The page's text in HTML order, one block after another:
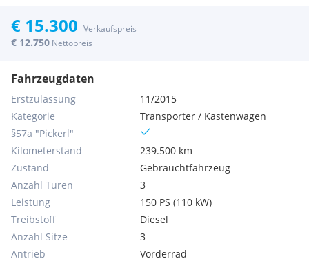
€ 15.300 Verkaufspreis
€ 12.750 Nettopreis
Fahrzeugdaten
Erstzulassung
11/2015
Kategorie
Transporter / Kastenwagen
§57a "Pickerl"
Kilometerstand
239.500 km
Zustand
Gebrauchtfahrzeug
Anzahl Türen
3
Leistung
150 PS (110 kW)
Treibstoff
Diesel
Anzahl Sitze
3
Antrieb
Vorderrad